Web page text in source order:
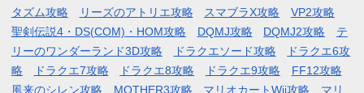
タズム攻略
リーズのアトリエ攻略 スマブラX攻略
VP2攻略
聖剣伝説4・DS(COM)・HOM攻略
DQMJ攻略 DQMJ2攻略
テ
リーのワンダーランド3D攻略
ドラクエソード攻略
ドラクエ6攻
略
ドラクエ7攻略 ドラクエ8攻略 ドラクエ9攻略
FF12攻略
風来のシレン攻略
MOTHER3攻略 マリオカートWii攻略 マリ